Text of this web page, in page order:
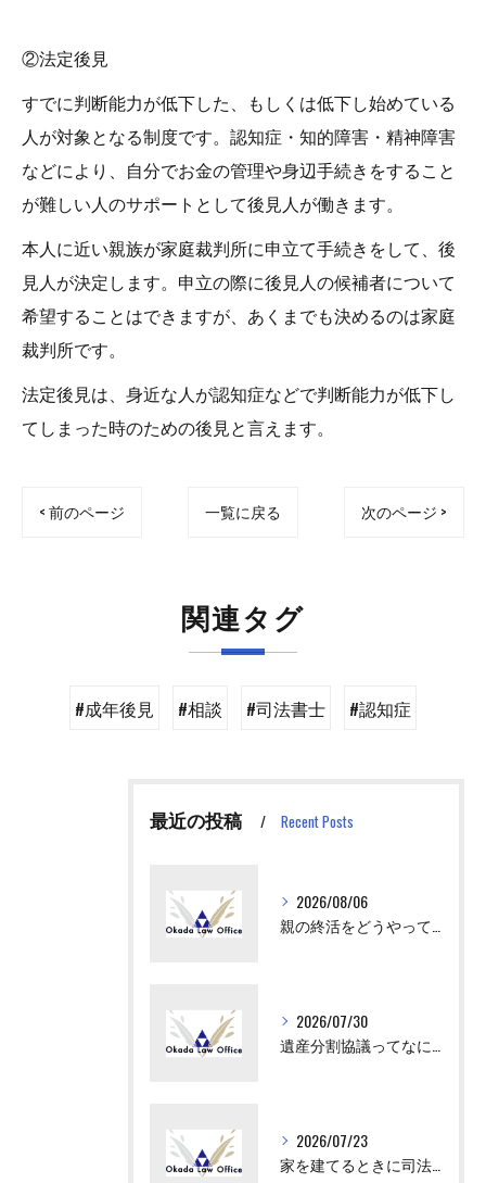
②法定後見
すでに判断能力が低下した、もしくは低下し始めている
人が対象となる制度です。認知症・知的障害・精神障害
などにより、自分でお金の管理や身辺手続きをすること
が難しい人のサポートとして後見人が働きます。
本人に近い親族が家庭裁判所に申立て手続きをして、後
見人が決定します。申立の際に後見人の候補者について
希望することはできますが、あくまでも決めるのは家庭
裁判所です。
法定後見は、身近な人が認知症などで判断能力が低下し
てしまった時のための後見と言えます。
< 前のページ 一覧に戻る 次のページ >
関連タグ
#成年後見 #相談 #司法書士 #認知症
最近の投稿 Recent Posts
2026/08/06
2026/07/30
2026/07/23